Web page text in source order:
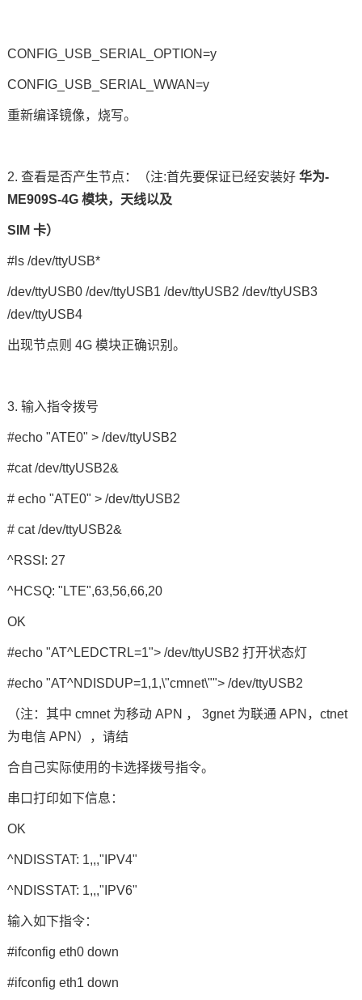
CONFIG_USB_SERIAL_OPTION=y
CONFIG_USB_SERIAL_WWAN=y
重新编译镜像，烧写。
2. 查看是否产生节点：（注:首先要保证已经安装好 华为-
ME909S-4G 模块，天线以及
SIM 卡）
#ls /dev/ttyUSB*
/dev/ttyUSB0 /dev/ttyUSB1 /dev/ttyUSB2 /dev/ttyUSB3
/dev/ttyUSB4
出现节点则 4G 模块正确识别。
3. 输入指令拨号
#echo "ATE0" > /dev/ttyUSB2
#cat /dev/ttyUSB2&
# echo "ATE0" > /dev/ttyUSB2
# cat /dev/ttyUSB2&
^RSSI: 27
^HCSQ: "LTE",63,56,66,20
OK
#echo "AT^LEDCTRL=1"> /dev/ttyUSB2 打开状态灯
#echo "AT^NDISDUP=1,1,\"cmnet\""> /dev/ttyUSB2
（注：其中 cmnet 为移动APN ， 3gnet 为联通 APN，ctnet
为电信APN ），请结
合自己实际使用的卡选择拨号指令。
串口打印如下信息：
OK
^NDISSTAT: 1,,,"IPV4"
^NDISSTAT: 1,,,"IPV6"
输入如下指令：
#ifconfig eth0 down
#ifconfig eth1 down